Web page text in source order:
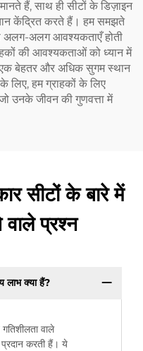
हैं, साथ ही सीटों के डिज़ाइन
केंद्रित करते हैं। हम समझते
अलग-अलग आवश्यकताएँ होती
की आवश्यकताओं को ध्यान में
बेहतर और अधिक सुगम स्थान
लिए, हम ग्राहकों के लिए
उनके जीवन की गुणवत्ता में
सीटों के बारे में
प्रश्न
लाभ क्या हैं?
वाले
प्रदान करती हैं। ये